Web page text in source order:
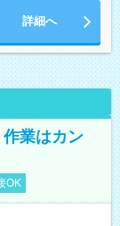
詳細へ
業はカン
OK